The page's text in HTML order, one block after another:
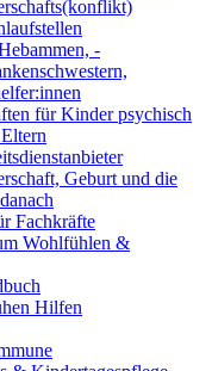
-
für Kinder psychisch
Geburt und die
Fachkräfte
Wohlfühlen &
Hilfen